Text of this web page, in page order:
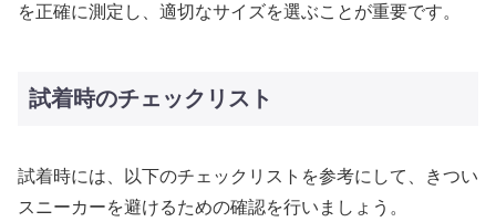
を正確に測定し、適切なサイズを選ぶことが重要です。
試着時のチェックリスト
試着時には、以下のチェックリストを参考にして、きつい
スニーカーを避けるための確認を行いましょう。